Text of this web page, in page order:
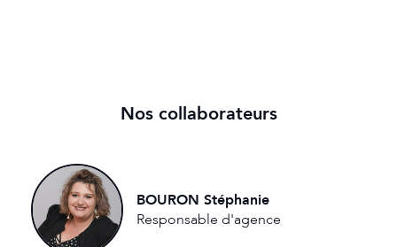
Nos collaborateurs
BOURON Stéphanie
Responsable d'agence